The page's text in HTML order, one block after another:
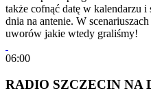
także cofnąć datę w kalendarzu
dnia na antenie. W
uworów jakie wtedy graliśmy!
06:00
RADIO SZCZECIN NA